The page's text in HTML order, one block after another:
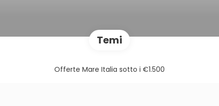
Temi
Offerte Mare Italia sotto i €1.500